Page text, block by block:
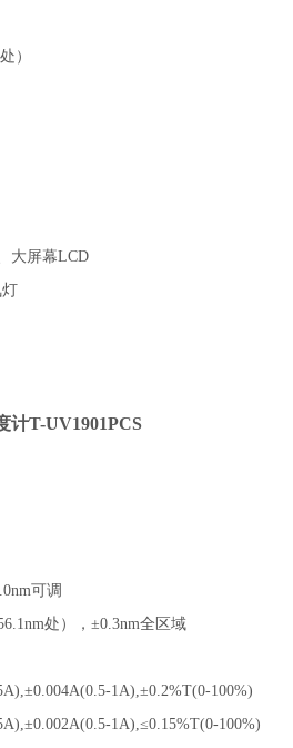
）
大屏幕LCD
计T-UV1901PCS
可调
处），±0.3nm全区域
1A),±0.2%T(0-100%)
1A),≤0.15%T(0-100%)